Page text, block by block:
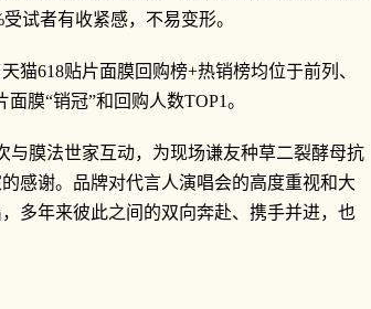
试者有收紧感，不易变形。
猫618贴片面膜回购榜+热销榜均位于前列、
膜“销冠”和回购人数TOP1。
与膜法世家互动，为现场谦友种草二裂酵母抗
感谢。品牌对代言人演唱会的高度重视和大
多年来彼此之间的双向奔赴、携手并进，也